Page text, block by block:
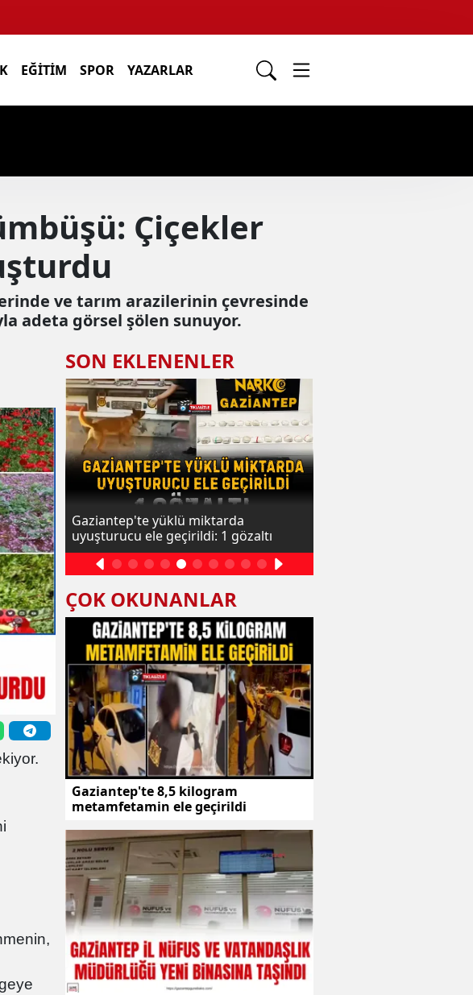
EĞITIM SPOR YAZARLAR
Çiçekler
ve tarım arazilerinin çevresinde
adeta görsel şölen sunuyor.
SON EKLENENLER
Gaziantep'te yüklü miktarda
uyuşturucu ele geçirildi: 1 gözaltı
ÇOK OKUNANLAR
Gaziantep'te 8,5 kilogram
metamfetamin ele geçirildi